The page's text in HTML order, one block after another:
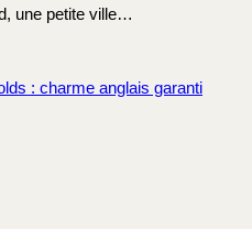
une petite ville…